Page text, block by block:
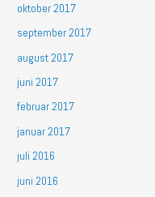
oktober 2017
september 2017
august 2017
juni 2017
februar 2017
januar 2017
juli 2016
juni 2016